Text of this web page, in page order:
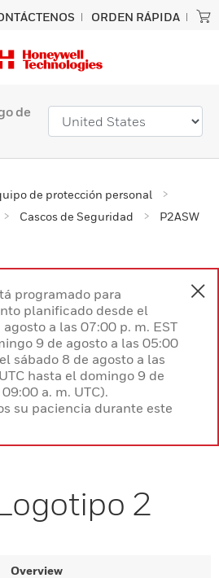
ORDEN RÁPIDA
de
de protección personal
Cascos de Seguridad
P2ASW
programado para
planificado desde el
a las 07:00 p. m. EST
9 de agosto a las 05:00
sábado 8 de agosto a las
hasta el domingo 9 de
a. m. UTC).
su paciencia durante este
2
Overview